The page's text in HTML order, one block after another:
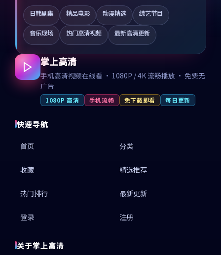
日韩剧集 精品电影 动漫精选 综艺节目
音乐现场 热门高清视频 最新高清更新
掌上高清
手机高清视频在线看 · 1080P / 4K 流畅播放 · 免费无
广告
1080P 高清 手机流畅 免下载即看 每日更新
快速导航
首页 分类
收藏 精选推荐
热门排行 最新更新
登录 注册
关于掌上高清